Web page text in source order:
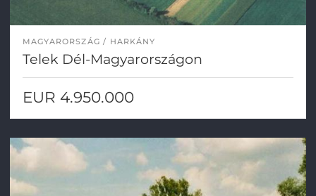
MAGYARORSZÁG HARKÁNY
Telek Dél-Magyarországon
EUR 4.950.000